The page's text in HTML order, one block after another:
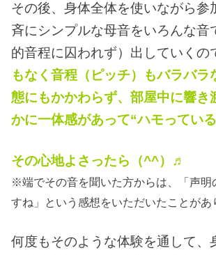
その後、身体全体を使いながら参
斉にシンプルな母音をいろんな音
的音程に囚われず）出していくの
もなく音程（ピッチ）もバラバラ
態にもかかわらず、部屋中に響き
かに一体感があって“ハモってい
その心地よさったら（^^）♬
※端でその音を聞いた方からは、「声明
すね」という感想をいただいたことがあ
何度もそのような体験を通して、